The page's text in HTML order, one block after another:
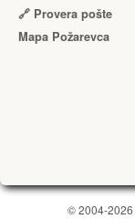
🔗 Provera pošte
Mapa Požarevca
© 2004-2026